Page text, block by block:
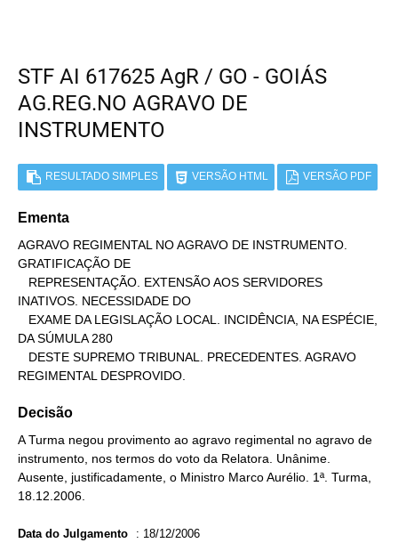
STF AI 617625 AgR / GO - GOIÁS
AG.REG.NO AGRAVO DE
INSTRUMENTO
RESULTADO SIMPLES VERSÃO HTML VERSÃO PDF
Ementa
AGRAVO REGIMENTAL NO AGRAVO DE INSTRUMENTO.
GRATIFICAÇÃO DE
INATIVOS. NECESSIDADE DO
DA SÚMULA 280
REGIMENTAL DESPROVIDO.
Decisão
A Turma negou provimento ao agravo regimental no agravo de
instrumento, nos termos do voto da Relatora. Unânime.
Ausente, justificadamente, o Ministro Marco Aurélio. 1ª. Turma,
18.12.2006.
Data do Julgamento : 18/12/2006